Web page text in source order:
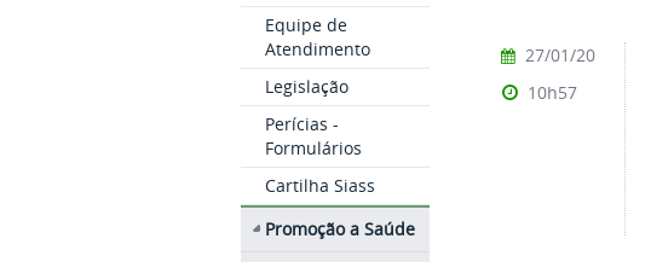
Equipe de
Atendimento
Legislação
Perícias -
Formulários
Cartilha Siass
Promoção a Saúde
27/01/20
10h57